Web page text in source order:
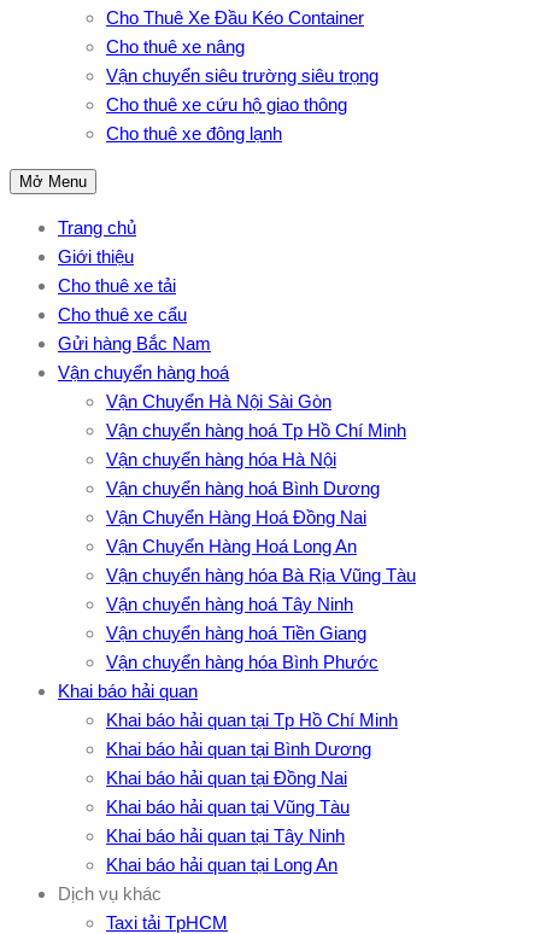
Cho Thuê Xe Đầu Kéo Container
Cho thuê xe nâng
Vận chuyển siêu trường siêu trọng
Cho thuê xe cứu hộ giao thông
Cho thuê xe đông lạnh
Mở Menu
Trang chủ
Giới thiệu
Cho thuê xe tải
Cho thuê xe cẩu
Gửi hàng Bắc Nam
Vận chuyển hàng hoá
Vận Chuyển Hà Nội Sài Gòn
Vận chuyển hàng hoá Tp Hồ Chí Minh
Vận chuyển hàng hóa Hà Nội
Vận chuyển hàng hoá Bình Dương
Vận Chuyển Hàng Hoá Đồng Nai
Vận Chuyển Hàng Hoá Long An
Vận chuyển hàng hóa Bà Rịa Vũng Tàu
Vận chuyển hàng hoá Tây Ninh
Vận chuyển hàng hoá Tiền Giang
Vận chuyển hàng hóa Bình Phước
Khai báo hải quan
Khai báo hải quan tại Tp Hồ Chí Minh
Khai báo hải quan tại Bình Dương
Khai báo hải quan tại Đồng Nai
Khai báo hải quan tại Vũng Tàu
Khai báo hải quan tại Tây Ninh
Khai báo hải quan tại Long An
Dịch vụ khác
Taxi tải TpHCM